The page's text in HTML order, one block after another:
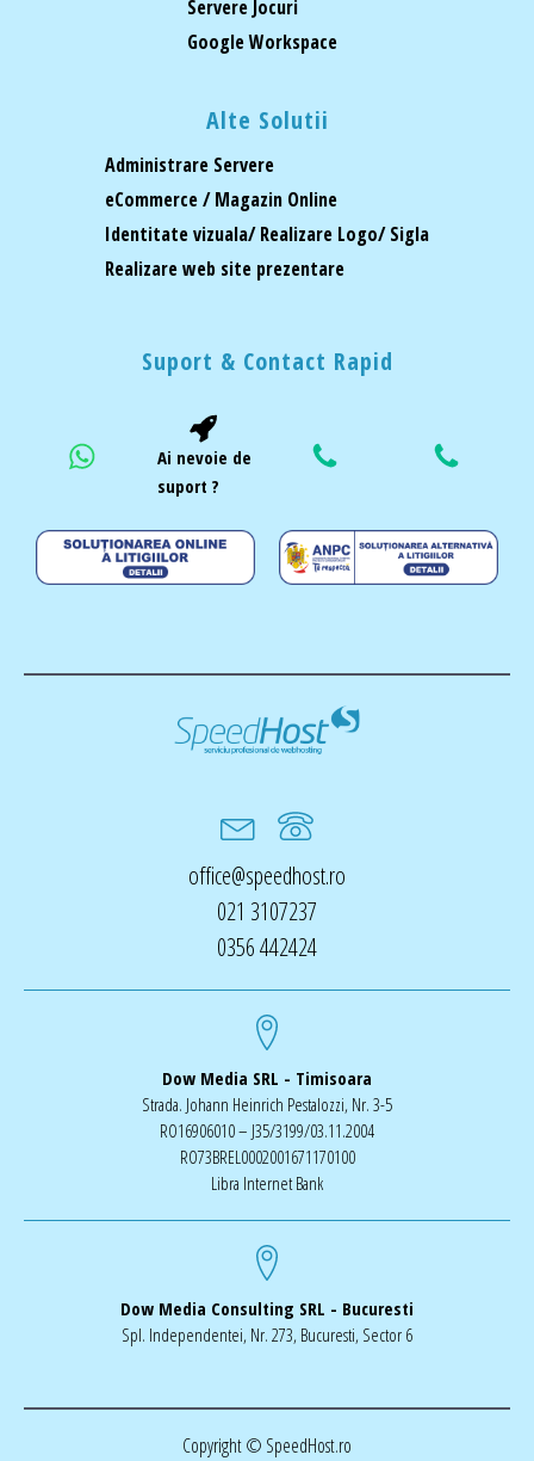
Servere Jocuri
Google Workspace
Alte Solutii
Administrare Servere
eCommerce / Magazin Online
Identitate vizuala/ Realizare Logo/ Sigla
Realizare web site prezentare
Suport & Contact Rapid
Ai nevoie de
suport ?
office@speedhost.ro
021 3107237
0356 442424
Dow Media SRL - Timisoara
Strada. Johann Heinrich Pestalozzi, Nr. 3-5
RO16906010 – J35/3199/03.11.2004
RO73BREL0002001671170100
Libra Internet Bank
Dow Media Consulting SRL - Bucuresti
Spl. Independentei, Nr. 273, Bucuresti, Sector 6
Copyright © SpeedHost.ro